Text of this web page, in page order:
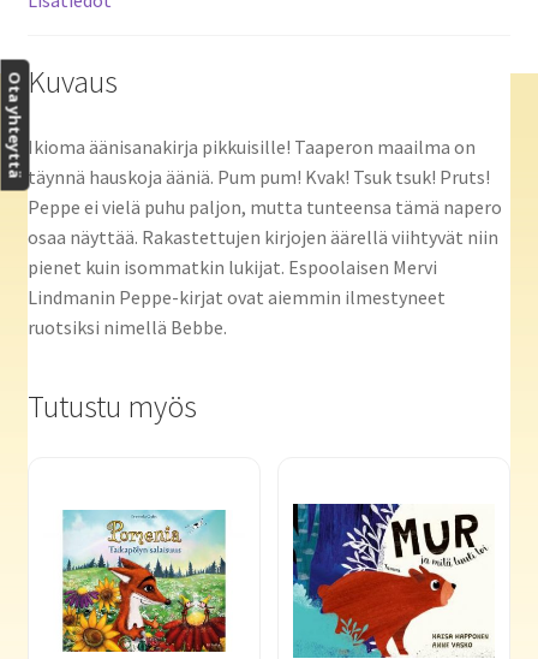
Kuvaus
Ikioma äänisanakirja pikkuisille! Taaperon maailma on
täynnä hauskoja ääniä. Pum pum! Kvak! Tsuk tsuk! Pruts!
Peppe ei vielä puhu paljon, mutta tunteensa tämä napero
osaa näyttää. Rakastettujen kirjojen äärellä viihtyvät niin
pienet kuin isommatkin lukijat. Espoolaisen Mervi
Lindmanin Peppe-kirjat ovat aiemmin ilmestyneet
ruotsiksi nimellä Bebbe.
Tutustu myös
Ota yhteyttä